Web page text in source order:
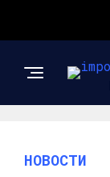
НОВОСТИ